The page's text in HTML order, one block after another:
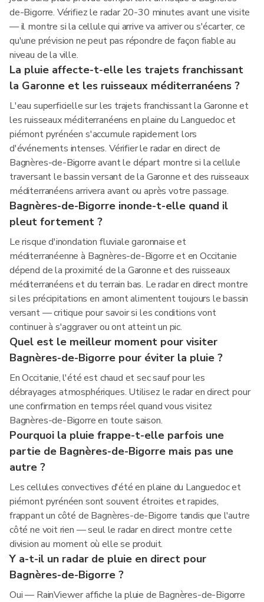
de-Bigorre. Vérifiez le radar 20-30 minutes avant une visite
— il montre si la cellule qui arrive va arriver ou s'écarter, ce
qu'une prévision ne peut pas répondre de façon fiable au
niveau de la ville.
La pluie affecte-t-elle les trajets franchissant
la Garonne et les ruisseaux méditerranéens ?
L'eau superficielle sur les trajets franchissant la Garonne et
les ruisseaux méditerranéens en plaine du Languedoc et
piémont pyrénéen s'accumule rapidement lors
d'événements intenses. Vérifier le radar en direct de
Bagnères-de-Bigorre avant le départ montre si la cellule
traversant le bassin versant de la Garonne et des ruisseaux
méditerranéens arrivera avant ou après votre passage.
Bagnères-de-Bigorre inonde-t-elle quand il
pleut fortement ?
Le risque d'inondation fluviale garonnaise et
méditerranéenne à Bagnères-de-Bigorre et en Occitanie
dépend de la proximité de la Garonne et des ruisseaux
méditerranéens et du terrain bas. Le radar en direct montre
si les précipitations en amont alimentent toujours le bassin
versant — critique pour savoir si les conditions vont
continuer à s'aggraver ou ont atteint un pic.
Quel est le meilleur moment pour visiter
Bagnères-de-Bigorre pour éviter la pluie ?
En Occitanie, l'été est chaud et sec sauf pour les
débrayages atmosphériques. Utilisez le radar en direct pour
une confirmation en temps réel quand vous visitez
Bagnères-de-Bigorre en toute saison.
Pourquoi la pluie frappe-t-elle parfois une
partie de Bagnères-de-Bigorre mais pas une
autre ?
Les cellules convectives d'été en plaine du Languedoc et
piémont pyrénéen sont souvent étroites et rapides,
frappant un côté de Bagnères-de-Bigorre tandis que l'autre
côté ne voit rien — seul le radar en direct montre cette
division au moment où elle se produit.
Y a-t-il un radar de pluie en direct pour
Bagnères-de-Bigorre ?
Oui — RainViewer affiche la pluie de Bagnères-de-Bigorre